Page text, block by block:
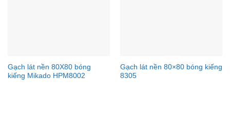
Gạch lát nền 80X80 bóng
kiếng Mikado HPM8002
Gạch lát nền 80×80 bóng kiếng
8305